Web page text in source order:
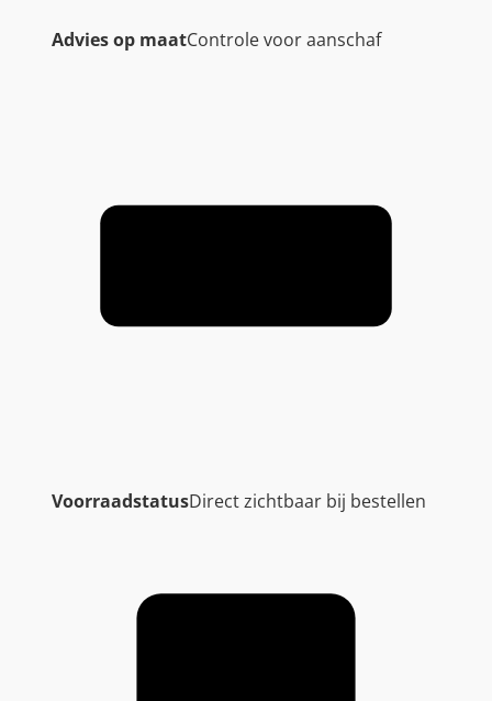
Advies op maatControle voor aanschaf
VoorraadstatusDirect zichtbaar bij bestellen